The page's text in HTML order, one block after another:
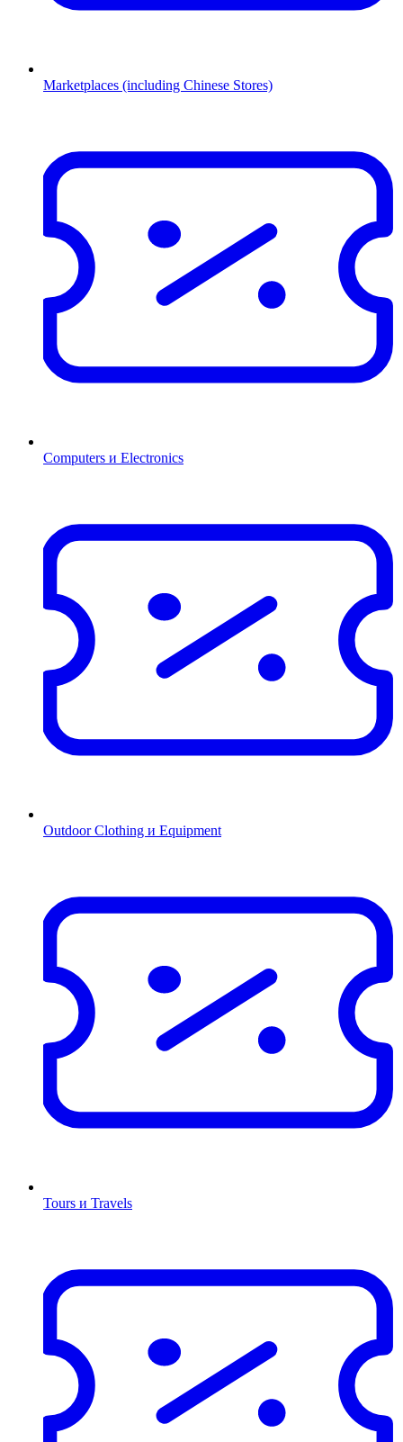
Marketplaces (including Chinese Stores)
Computers и Electronics
Outdoor Clothing и Equipment
Tours и Travels